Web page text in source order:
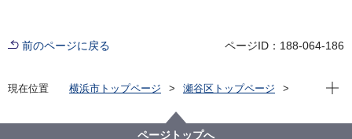
前のページに戻る ページID：188-064-186
現在位置 横浜市トップページ
瀬谷区トップページ
地域包括ケアに向けた取組
横浜型地域包括ケアシステムの構築に向けた瀬谷区ア
現在
ページトップへ